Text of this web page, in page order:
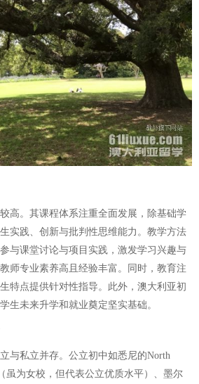
高。其课程体系注重全面发展，除基础学
实践、创新与批判性思维能力。教学方法
与课堂讨论与项目实践，激发学习兴趣与
师专业素养高且经验丰富。同时，教育注
特点提供针对性指导。此外，澳大利亚初
生未来升学和就业奠定坚实基础。
与私立并存。公立初中如悉尼的North
虽为女校，但代表公立优质水平）、墨尔